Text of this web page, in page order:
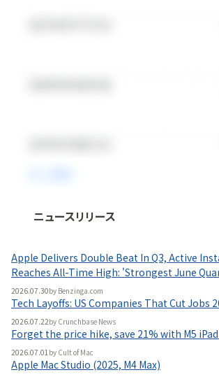
法人向け情報プラットフォーム
無料で使ってみる
ニュースリリース
Apple Delivers Double Beat In Q3, Active
Reaches All-Time High: 'Strongest June
2026.07.30by Benzinga.com
Tech Layoffs: US Companies That Cut Jobs
2026.07.22by Crunchbase News
Forget the price hike, save 21% with M5
2026.07.01by Cult of Mac
Apple Mac Studio (2025, M4 Max)